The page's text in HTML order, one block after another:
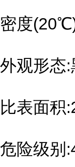
密度
外观形态
比表面积
危险级别